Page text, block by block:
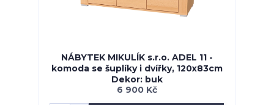
NÁBYTEK MIKULÍK s.r.o. ADEL 11 -
komoda se šuplíky i dvířky, 120x83cm
Dekor: buk
6 900 Kč